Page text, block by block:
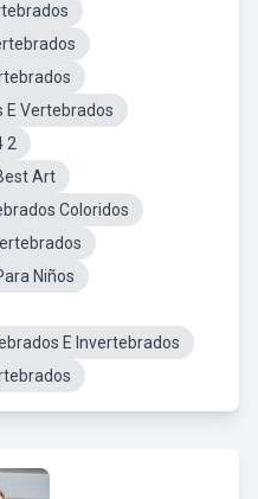
E Vertebrados
2
Art
Coloridos
Niños
E Invertebrados